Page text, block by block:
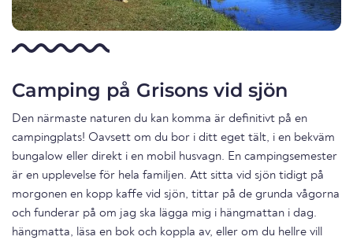
Camping på Grisons vid sjön
Den närmaste naturen du kan komma är definitivt på en
campingplats! Oavsett om du bor i ditt eget tält, i en bekväm
bungalow eller direkt i en mobil husvagn. En campingsemester
är en upplevelse för hela familjen. Att sitta vid sjön tidigt på
morgonen en kopp kaffe vid sjön, tittar på de grunda vågorna
och funderar på om jag ska lägga mig i hängmattan i dag.
hängmatta, läsa en bok och koppla av, eller om du hellre vill